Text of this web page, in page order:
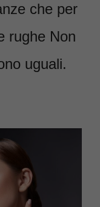
che per
rughe Non
uguali.